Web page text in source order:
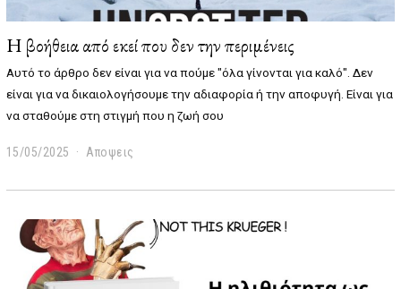
Η βοήθεια από εκεί που δεν την περιμένεις
Αυτό το άρθρο δεν είναι για να πούμε "όλα γίνονται για καλό". Δεν
είναι για να δικαιολογήσουμε την αδιαφορία ή την αποφυγή. Είναι για
να σταθούμε στη στιγμή που η ζωή σου
15/05/2025
5
/
2
0
Αποψεις